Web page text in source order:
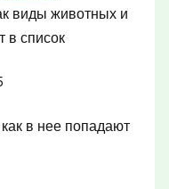
виды животных и
в список